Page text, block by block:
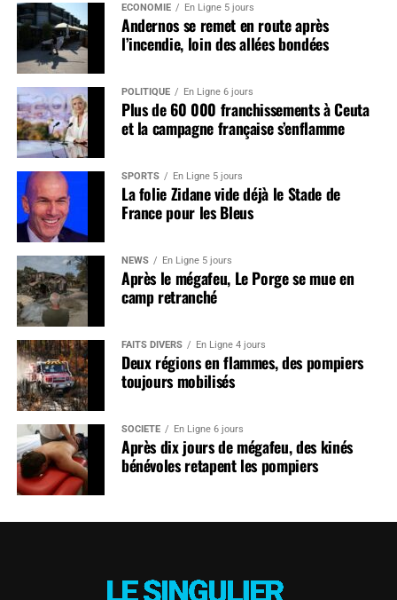
ÉCONOMIE En Ligne 5 jours
Andernos se remet en route après
l’incendie, loin des allées bondées
POLITIQUE En Ligne 6 jours
Plus de 60 000 franchissements à Ceuta
et la campagne française s’enflamme
SPORTS En Ligne 5 jours
La folie Zidane vide déjà le Stade de
France pour les Bleus
NEWS En Ligne 5 jours
Après le mégafeu, Le Porge se mue en
camp retranché
FAITS DIVERS En Ligne 4 jours
Deux régions en flammes, des pompiers
toujours mobilisés
SOCIÉTÉ En Ligne 6 jours
Après dix jours de mégafeu, des kinés
bénévoles retapent les pompiers